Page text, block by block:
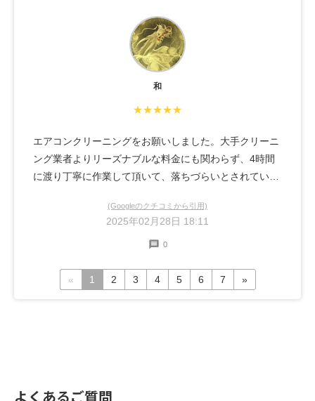
和
★★★★★
エアコンクリーニングをお願いしました。大手クリーニ
ング業者よりリーズナブルな料金にも関わらず、4時間
に渡り丁寧に作業して頂いて、落ちづらいとされている
にお願いしたいと思っています
(Googleのクチコミから引用)
2025年02月28日 18:11
0
« 1 2 3 4 5 6 7 »
よくあるご質問